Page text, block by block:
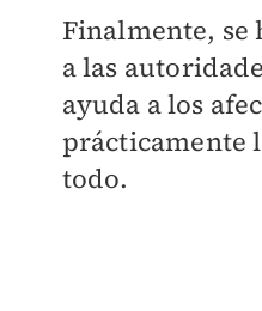
Finalmente, se
a las
ayuda a los
prácticamente
todo.